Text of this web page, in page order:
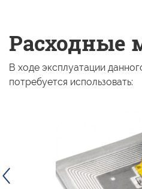
Расходные
В ходе эксплуатации
потребуется использовать: